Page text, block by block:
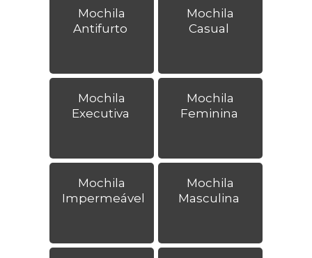
Mochila
Antifurto
Mochila
Casual
Mochila
Executiva
Mochila
Feminina
Mochila
Impermeável
Mochila
Masculina